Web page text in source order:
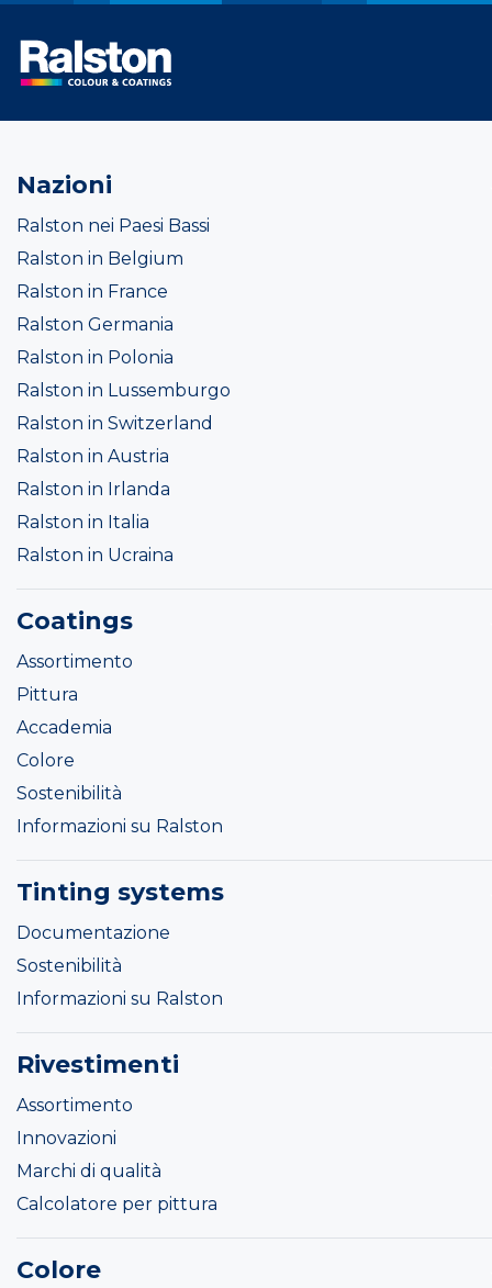
Nazioni
Ralston nei Paesi Bassi
Ralston in Belgium
Ralston in France
Ralston Germania
Ralston in Polonia
Ralston in Lussemburgo
Ralston in Switzerland
Ralston in Austria
Ralston in Irlanda
Ralston in Italia
Ralston in Ucraina
Coatings
Assortimento
Pittura
Accademia
Colore
Sostenibilità
Informazioni su Ralston
Tinting systems
Documentazione
Sostenibilità
Informazioni su Ralston
Rivestimenti
Assortimento
Innovazioni
Marchi di qualità
Calcolatore per pittura
Colore